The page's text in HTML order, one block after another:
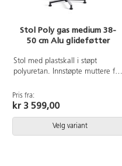
Stol Poly gas medium 38-
50 cm Alu glideføtter
Stol med plastskall i støpt
polyuretan. Innstøpte muttere for
Kryssfot i svart aluminium med
glideføtter. Leveres delvis
Setebredde 38 cm, setedybde
34 cm.
Pris fra:
kr 3 599,00
Velg variant